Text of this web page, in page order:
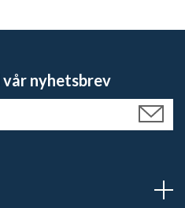
nyhetsbrev